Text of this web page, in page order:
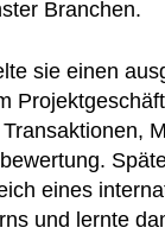
Branchen.
sie einen
eines
und lernte